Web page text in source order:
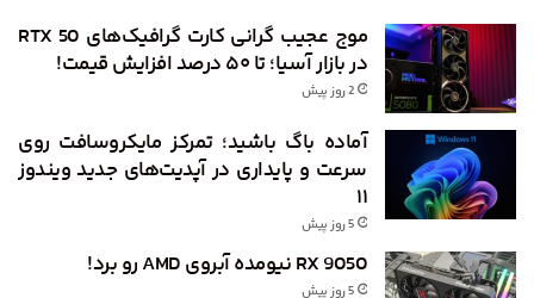
موج عجیب گرانی کارت گرافیک‌های RTX 50
در بازار آسیا؛ تا ۵۰ درصد افزایش قیمت!
2 روز پیش
آماده باگ باشید؛ تمرکز مایکروسافت روی
سرعت و پایداری در آپدیت‌های جدید ویندوز
۱۱
5 روز پیش
RX 9050 نیومده آبروی AMD رو برد!
5 روز پیش